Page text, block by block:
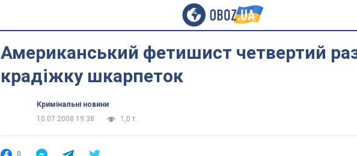
Американський фетишист четвертий
крадіжку шкарпеток
Кримінальні новини
10.07.2008 19:38
1,0 т.
0